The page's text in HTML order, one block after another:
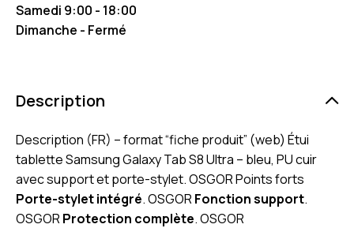
Samedi 9:00 - 18:00
Dimanche - Fermé
Description
Description (FR) – format “fiche produit” (web) Étui
tablette Samsung Galaxy Tab S8 Ultra – bleu, PU cuir
avec support et porte-stylet. OSGOR Points forts
Porte-stylet intégré. OSGORFonction support.
OSGORProtection complète. OSGOR